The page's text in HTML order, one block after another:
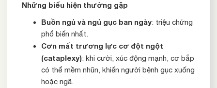
Những biểu hiện thường gặp
Buồn ngủ và ngủ gục ban ngày: triệu chứng
phổ biến nhất.
Cơn mất trương lực cơ đột ngột
(cataplexy): khi cười, xúc động mạnh, cơ bắp
có thể mềm nhũn, khiến người bệnh gục xuống
hoặc ngã.